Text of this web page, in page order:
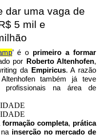
dar uma vaga de
5 mil e
’ é o primeiro a formar
por Roberto Altenhofen,
da
Empiricus. A razão
também já teve
profissionais na área de
formação completa, prática
inserção no mercado de